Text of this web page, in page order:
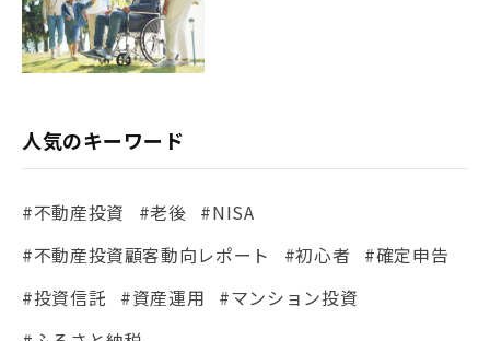
人気のキーワード
#不動産投資 #老後 #NISA
#不動産投資顧客動向レポート
#初心者
#確定申告
#投資信託
#資産運用
#マンション投資